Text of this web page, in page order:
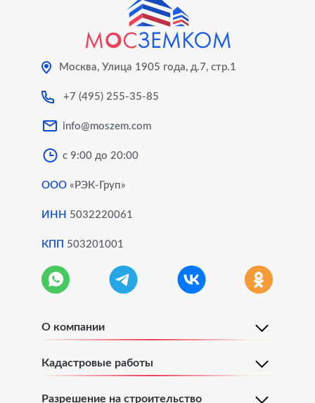
Технический план здания
Технический план дома
Изготовление технического плана нежилого
помещения
Технический план квартиры
Постановка на кадастровый учет
Постановка на кадастровый учет
Москва, Улица 1905 года, д.7, стр.1
+7 (495) 255-35-85
info@moszem.com
с 9:00 до 20:00
ООО «РЭК-Груп»
ИНН 5032220061
КПП 503201001
О компании
Кадастровые работы
Разрешение на строительство